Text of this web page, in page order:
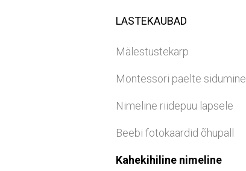
LASTEKAUBAD
Mälestustekarp
Montessori paelte sidumine
Nimeline riidepuu lapsele
Beebi fotokaardid õhupall
Kahekihiline nimeline